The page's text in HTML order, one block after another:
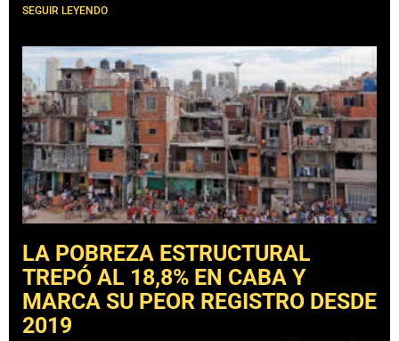
SEGUIR LEYENDO
LA POBREZA ESTRUCTURAL
TREPÓ AL 18,8% EN CABA Y
MARCA SU PEOR REGISTRO DESDE
2019